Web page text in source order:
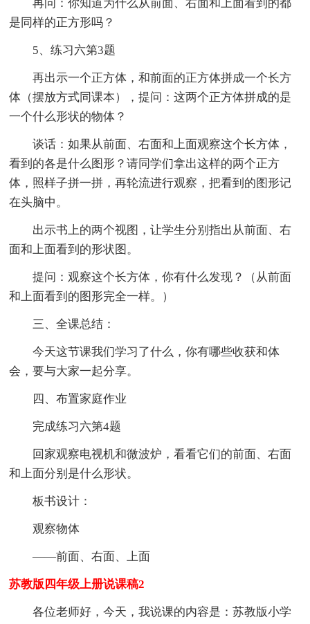
再问：你知道为什么从前面、右面和上面看到的都
是同样的正方形吗？
5、练习六第3题
再出示一个正方体，和前面的正方体拼成一个长方
体（摆放方式同课本），提问：这两个正方体拼成的是
一个什么形状的物体？
谈话：如果从前面、右面和上面观察这个长方体，
看到的各是什么图形？请同学们拿出这样的两个正方
体，照样子拼一拼，再轮流进行观察，把看到的图形记
在头脑中。
出示书上的两个视图，让学生分别指出从前面、右
面和上面看到的形状图。
提问：观察这个长方体，你有什么发现？（从前面
和上面看到的图形完全一样。）
三、全课总结：
今天这节课我们学习了什么，你有哪些收获和体
会，要与大家一起分享。
四、布置家庭作业
完成练习六第4题
回家观察电视机和微波炉，看看它们的前面、右面
和上面分别是什么形状。
板书设计：
观察物体
——前面、右面、上面
苏教版四年级上册说课稿2
各位老师好，今天，我说课的内容是：苏教版小学